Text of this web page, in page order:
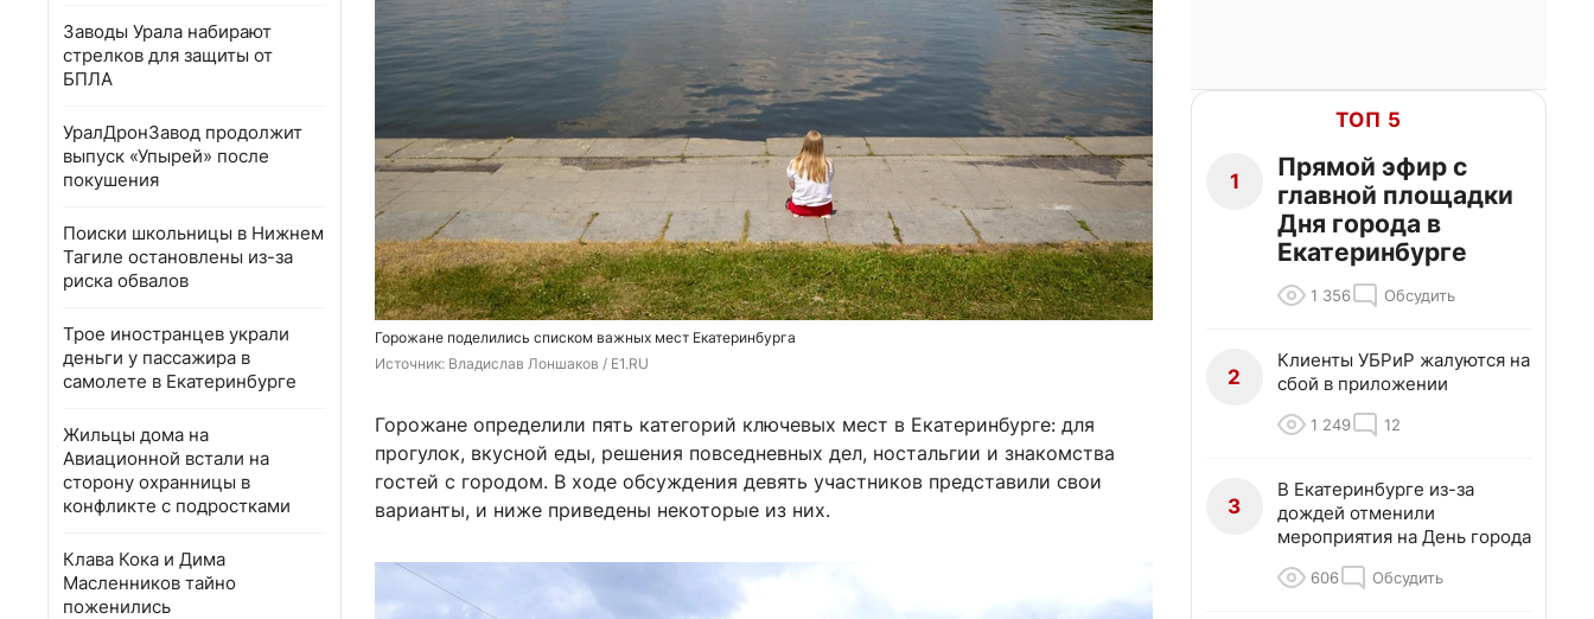
Заводы Урала набирают
стрелков для защиты от
БПЛА
УралДронЗавод продолжит
выпуск «Упырей» после
покушения
Поиски школьницы в Нижнем
Тагиле остановлены из-за
риска обвалов
Трое иностранцев украли
деньги у пассажира в
самолете в Екатеринбурге
Жильцы дома на
Авиационной встали на
сторону охранницы в
конфликте с подростками
Клава Кока и Дима
Масленников тайно
поженились
Горожане поделились списком важных мест Екатеринбурга
Источник: Владислав Лоншаков / E1.RU
Горожане определили пять категорий ключевых мест в Екатеринбурге: для
прогулок, вкусной еды, решения повседневных дел, ностальгии и знакомства
гостей с городом. В ходе обсуждения девять участников представили свои
варианты, и ниже приведены некоторые из них.
ТОП 5
1
Прямой эфир с
главной площадки
Дня города в
Екатеринбурге
1 356 Обсудить
2
Клиенты УБРиР жалуются на
сбой в приложении
1 249 12
3
В Екатеринбурге из-за
дождей отменили
мероприятия на День города
606 Обсудить